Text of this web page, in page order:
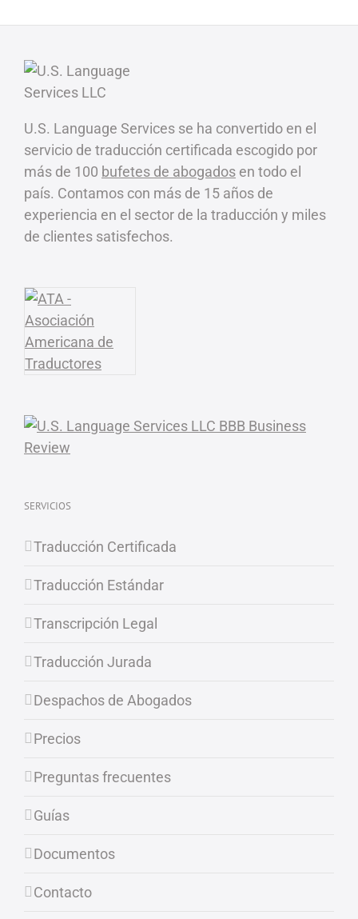
U.S. Language Services se ha convertido en el
servicio de traducción certificada escogido por
más de 100 bufetes de abogados en todo el
país. Contamos con más de 15 años de
experiencia en el sector de la traducción y miles
de clientes satisfechos.
SERVICIOS
Traducción Certificada
Traducción Estándar
Transcripción Legal
Traducción Jurada
Despachos de Abogados
Precios
Preguntas frecuentes
Guías
Documentos
Contacto